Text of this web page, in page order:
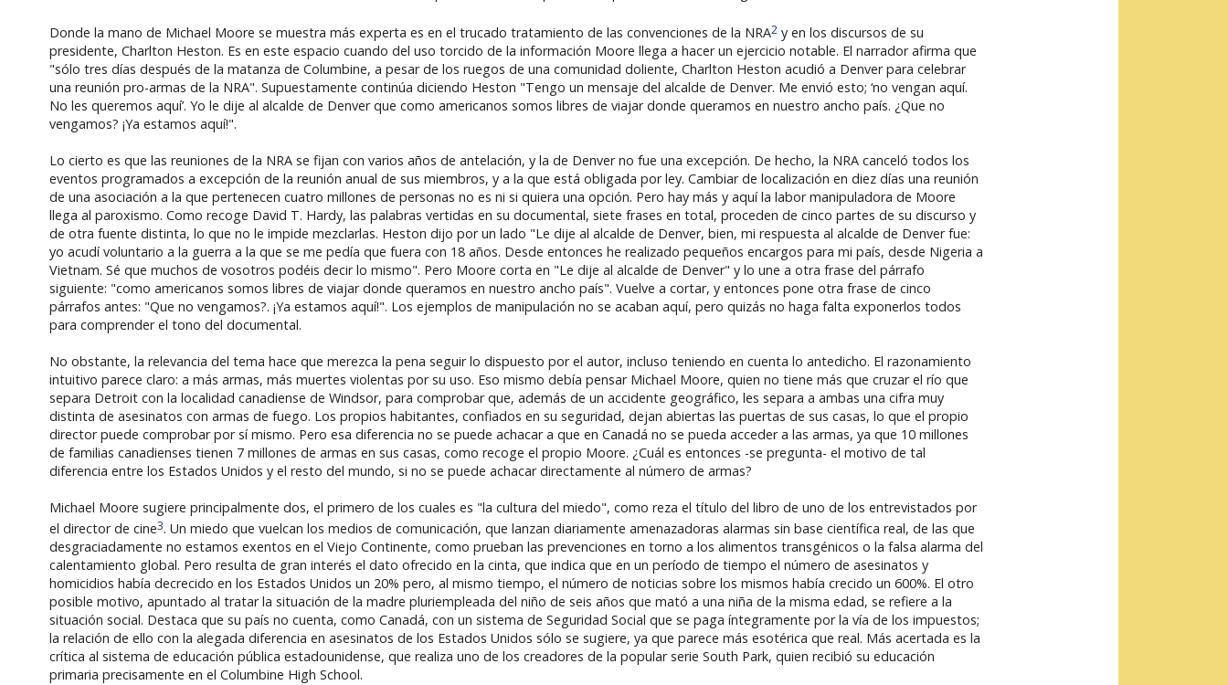
Donde la mano de Michael Moore se muestra más experta es en el trucado tratamiento de las convenciones de la NRA2y en los discursos de su
presidente, Charlton Heston. Es en este espacio cuando del uso torcido de la información Moore llega a hacer un ejercicio notable. El narrador afirma que
"sólo tres días después de la matanza de Columbine, a pesar de los ruegos de una comunidad doliente, Charlton Heston acudió a Denver para celebrar
una reunión pro-armas de la NRA". Supuestamente continúa diciendo Heston "Tengo un mensaje del alcalde de Denver. Me envió esto; ‘no vengan aquí.
No les queremos aquí’. Yo le dije al alcalde de Denver que como americanos somos libres de viajar donde queramos en nuestro ancho país. ¿Que no
vengamos? ¡Ya estamos aquí!".
Lo cierto es que las reuniones de la NRA se fijan con varios años de antelación, y la de Denver no fue una excepción. De hecho, la NRA canceló todos los
eventos programados a excepción de la reunión anual de sus miembros, y a la que está obligada por ley. Cambiar de localización en diez días una reunión
de una asociación a la que pertenecen cuatro millones de personas no es ni si quiera una opción. Pero hay más y aquí la labor manipuladora de Moore
llega al paroxismo. Como recoge David T. Hardy, las palabras vertidas en su documental, siete frases en total, proceden de cinco partes de su discurso y
de otra fuente distinta, lo que no le impide mezclarlas. Heston dijo por un lado "Le dije al alcalde de Denver, bien, mi respuesta al alcalde de Denver fue:
yo acudí voluntario a la guerra a la que se me pedía que fuera con 18 años. Desde entonces he realizado pequeños encargos para mi país, desde Nigeria a
Vietnam. Sé que muchos de vosotros podéis decir lo mismo". Pero Moore corta en "Le dije al alcalde de Denver" y lo une a otra frase del párrafo
siguiente: "como americanos somos libres de viajar donde queramos en nuestro ancho país". Vuelve a cortar, y entonces pone otra frase de cinco
párrafos antes: "Que no vengamos?. ¡Ya estamos aquí!". Los ejemplos de manipulación no se acaban aquí, pero quizás no haga falta exponerlos todos
para comprender el tono del documental.
No obstante, la relevancia del tema hace que merezca la pena seguir lo dispuesto por el autor, incluso teniendo en cuenta lo antedicho. El razonamiento
intuitivo parece claro: a más armas, más muertes violentas por su uso. Eso mismo debía pensar Michael Moore, quien no tiene más que cruzar el río que
separa Detroit con la localidad canadiense de Windsor, para comprobar que, además de un accidente geográfico, les separa a ambas una cifra muy
distinta de asesinatos con armas de fuego. Los propios habitantes, confiados en su seguridad, dejan abiertas las puertas de sus casas, lo que el propio
director puede comprobar por sí mismo. Pero esa diferencia no se puede achacar a que en Canadá no se pueda acceder a las armas, ya que 10 millones
de familias canadienses tienen 7 millones de armas en sus casas, como recoge el propio Moore. ¿Cuál es entonces -se pregunta- el motivo de tal
diferencia entre los Estados Unidos y el resto del mundo, si no se puede achacar directamente al número de armas?
Michael Moore sugiere principalmente dos, el primero de los cuales es "la cultura del miedo", como reza el título del libro de uno de los entrevistados por
el director de cine3. Un miedo que vuelcan los medios de comunicación, que lanzan diariamente amenazadoras alarmas sin base científica real, de las que
desgraciadamente no estamos exentos en el Viejo Continente, como prueban las prevenciones en torno a los alimentos transgénicos o la falsa alarma del
calentamiento global. Pero resulta de gran interés el dato ofrecido en la cinta, que indica que en un período de tiempo el número de asesinatos y
homicidios había decrecido en los Estados Unidos un 20% pero, al mismo tiempo, el número de noticias sobre los mismos había crecido un 600%. El otro
posible motivo, apuntado al tratar la situación de la madre pluriempleada del niño de seis años que mató a una niña de la misma edad, se refiere a la
situación social. Destaca que su país no cuenta, como Canadá, con un sistema de Seguridad Social que se paga íntegramente por la vía de los impuestos;
la relación de ello con la alegada diferencia en asesinatos de los Estados Unidos sólo se sugiere, ya que parece más esotérica que real. Más acertada es la
crítica al sistema de educación pública estadounidense, que realiza uno de los creadores de la popular serie South Park, quien recibió su educación
primaria precisamente en el Columbine High School.